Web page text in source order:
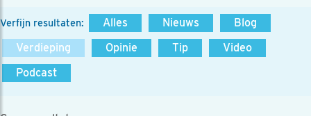
Verfijn resultaten: Alles Nieuws
Blog
Verdieping
Opinie Tip
Video
Podcast